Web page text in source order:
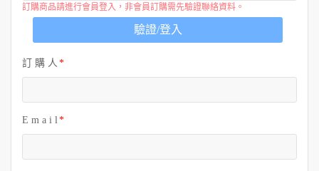
訂購商品請進行會員登入，非會員訂購需先驗證聯絡資料。
驗證/登入
訂 購 人
E m a i l